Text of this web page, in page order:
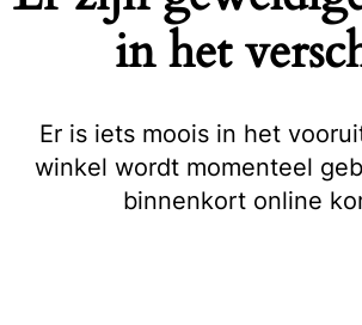
in het
Er is iets moois in het
winkel wordt momenteel
binnenkort online